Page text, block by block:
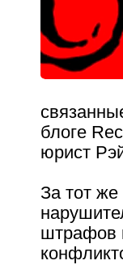
блоге
юрист
За тот же
штрафов